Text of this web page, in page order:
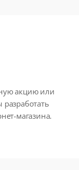
акцию или
магазина.